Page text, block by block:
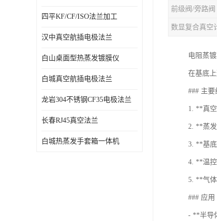
四平KF/CF/ISO法兰加工
汉中真空航插电极法兰
白山桌面型热蒸发镀膜仪
白城真空航插电极法兰
龙岩304不锈钢CF35电极法兰
长春RJ45真空法兰
白城热蒸发手套箱一体机
前级阀/旁路阀
数显复合真空
电阻蒸
在基底上
### 主要
1. **真
2. **蒸
3. **基
4. **温
5. **气
### 应用
- **半导